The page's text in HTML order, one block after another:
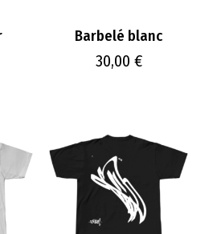
Barbelé blanc
30,00 €